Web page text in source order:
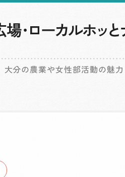
大分の農業や女性部活動の魅力